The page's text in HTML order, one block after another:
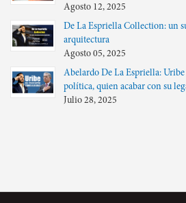
Agosto 12, 2025
De La Espriella Collection: un
arquitectura
Agosto 05, 2025
Abelardo De La Espriella:
política, quien acabar con su
Julio 28, 2025